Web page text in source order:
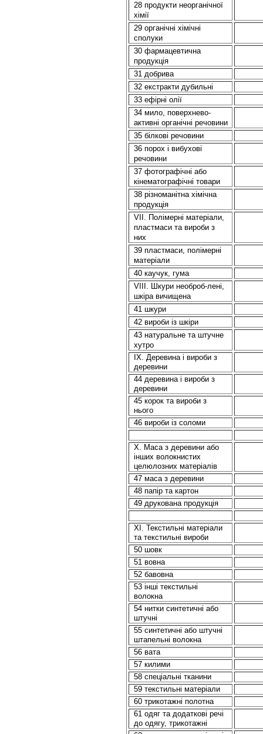
28 продукти неорганічної
хімії
29 органічні хімічні
сполуки
30 фармацевтична
продукція
31 добрива
32 екстракти дубильнi
33 ефірні олії
34 мило, поверхнево-
активні органічні речовини
35 бiлковi речовини
36 порох і вибухові
речовини
37 фотографічні або
кінематографічні товари
38 різноманітна хімічна
продукція
VII. Полімерні матеріали,
пластмаси та вироби з
них
39 пластмаси, полімерні
матеріали
40 каучук, гума
VIII. Шкури необроб-лені,
шкіра вичищена
41 шкури
42 вироби із шкіри
43 натуральне та штучне
хутро
IX. Деревина і вироби з
деревини
44 деревина і вироби з
деревини
45 корок та вироби з
нього
46 вироби із соломи
X. Маса з деревини або
інших волокнистих
целюлозних матеріалів
47 маса з деревини
48 папір та картон
49 друкована продукція
ХI. Текстильні матеріали
та текстильні вироби
50 шовк
51 вовна
52 бавовна
53 іншi текстильні
волокна
54 нитки синтетичні або
штучні
55 синтетичні або штучні
штапельні волокна
56 вата
57 килими
58 спеціальні тканини
59 текстильні матеріали
60 трикотажні полотна
61 одяг та додаткові речі
до одягу, трикотажні